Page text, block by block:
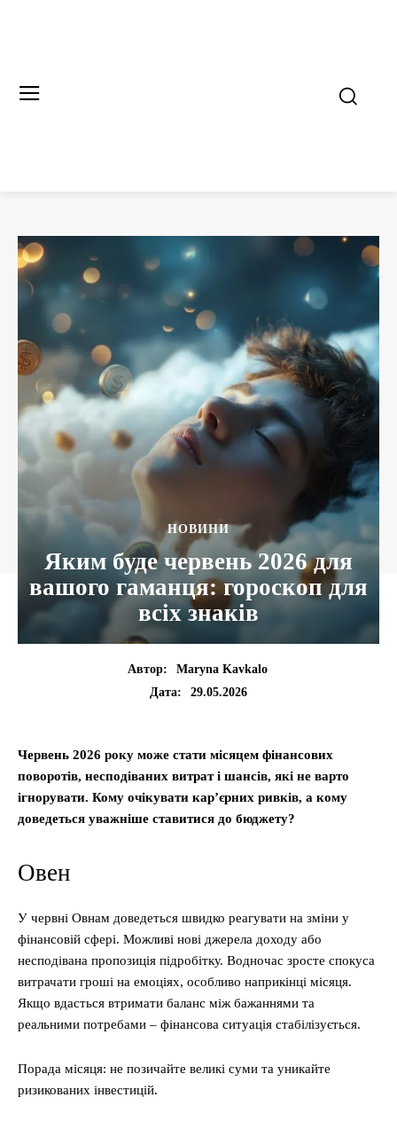
НОВИНИ
Яким буде червень 2026 для
вашого гаманця: гороскоп для
всіх знаків
Автор:
Maryna Kavkalo
Дата:
29.05.2026
Червень 2026 року може стати місяцем фінансових
поворотів, несподіваних витрат і шансів, які не варто
ігнорувати. Кому очікувати кар’єрних ривків, а кому
доведеться уважніше ставитися до бюджету?
Овен
У червні Овнам доведеться швидко реагувати на зміни у
фінансовій сфері. Можливі нові джерела доходу або
несподівана пропозиція підробітку. Водночас зросте спокуса
витрачати гроші на емоціях, особливо наприкінці місяця.
Якщо вдасться втримати баланс між бажаннями та
реальними потребами – фінансова ситуація стабілізується.
Порада місяця: не позичайте великі суми та уникайте
ризикованих інвестицій.